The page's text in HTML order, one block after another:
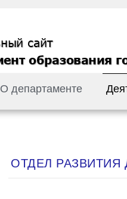
О департаменте
ОТДЕЛ